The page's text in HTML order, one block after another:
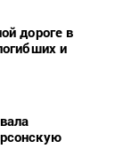
дороге в
и